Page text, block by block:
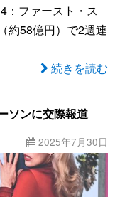
：ファースト・ス
約58億円）で2週連
続きを読む
ソンに交際報道
2025年7月30日